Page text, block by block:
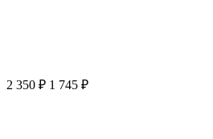
2 350 ₽ 1 745 ₽